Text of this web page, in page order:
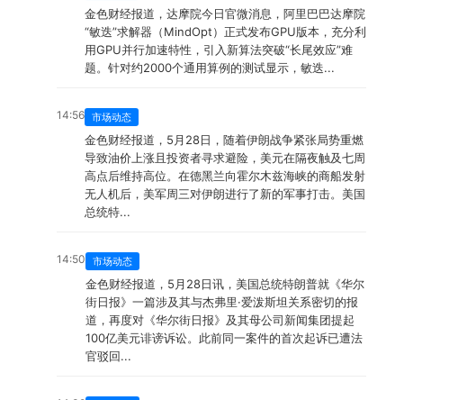
金色财经报道，达摩院今日官微消息，阿里巴巴达摩院
“敏迭”求解器（MindOpt）正式发布GPU版本，充分利
用GPU并行加速特性，引入新算法突破“长尾效应”难
题。针对约2000个通用算例的测试显示，敏迭...
14:56 市场动态
金色财经报道，5月28日，随着伊朗战争紧张局势重燃
导致油价上涨且投资者寻求避险，美元在隔夜触及七周
高点后维持高位。在德黑兰向霍尔木兹海峡的商船发射
无人机后，美军周三对伊朗进行了新的军事打击。美国
总统特...
14:50 市场动态
金色财经报道，5月28日讯，美国总统特朗普就《华尔
街日报》一篇涉及其与杰弗里·爱泼斯坦关系密切的报
道，再度对《华尔街日报》及其母公司新闻集团提起
100亿美元诽谤诉讼。此前同一案件的首次起诉已遭法
官驳回...